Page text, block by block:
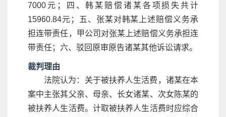
7000元；四、韩某赔偿诸某各项损失共计
15960.84元；五、张某对韩某上述赔偿义务承
担连带责任，甲公司对张某上述赔偿义务承担连
带责任；六、驳回原审原告诸某其他诉讼请求。
裁判理由
法院认为：关于被扶养人生活费，诸某在本
案中主张其父亲、母亲、长女诸某、次女陈某的
被扶养人生活费。计取被扶养人生活费时应综合